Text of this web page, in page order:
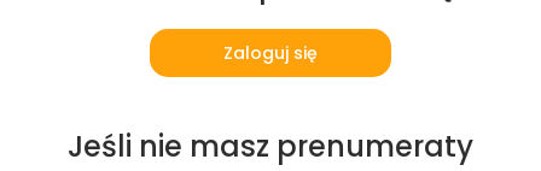
Zaloguj się
Jeśli nie masz prenumeraty